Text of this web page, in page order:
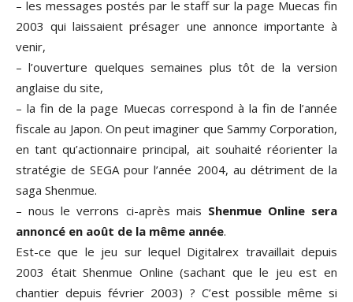
– les messages postés par le staff sur la page Muecas fin
2003 qui laissaient présager une annonce importante à
venir,
– l’ouverture quelques semaines plus tôt de la version
anglaise du site,
– la fin de la page Muecas correspond à la fin de l’année
fiscale au Japon. On peut imaginer que Sammy Corporation,
en tant qu’actionnaire principal, ait souhaité réorienter la
stratégie de SEGA pour l’année 2004, au détriment de la
saga Shenmue.
– nous le verrons ci-après mais Shenmue Online sera
annoncé en août de la même année.
Est-ce que le jeu sur lequel Digitalrex travaillait depuis
2003 était Shenmue Online (sachant que le jeu est en
chantier depuis février 2003) ? C’est possible même si